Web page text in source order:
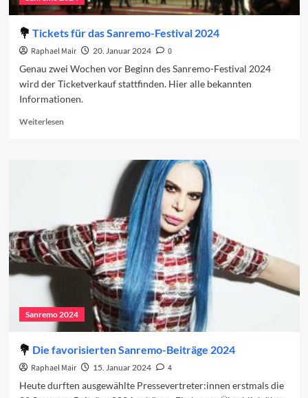
Tickets für das Sanremo-Festival 2024
Raphael Mair 20. Januar 2024
0
Genau zwei Wochen vor Beginn des Sanremo-Festival 2024
wird der Ticketverkauf stattfinden. Hier alle bekannten
Informationen.
WeiterlesenRead
2024
Sanremo 2024
Die favorisierten Sanremo-Beiträge 2024
Raphael Mair 15. Januar 2024
4
Heute durften ausgewählte Pressevertreter:innen erstmals die